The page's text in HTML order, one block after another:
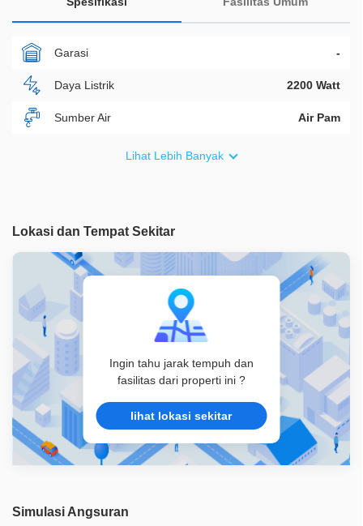
Garasi -
Daya Listrik 2200 Watt
Sumber Air Air Pam
Lihat Lebih Banyak
Lokasi dan Tempat Sekitar
Ingin tahu jarak tempuh dan
fasilitas dari properti ini ?
lihat lokasi sekitar
Simulasi Angsuran